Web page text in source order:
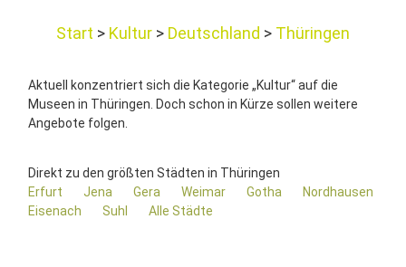
Start Kultur Deutschland Thüringen
Aktuell konzentriert sich die Kategorie „Kultur“ auf die
Museen in Thüringen. Doch schon in Kürze sollen weitere
Angebote folgen.
Direkt zu den größten Städten in Thüringen
Erfurt
Jena Gera Weimar Gotha
Nordhausen
Eisenach
Suhl Alle Städte